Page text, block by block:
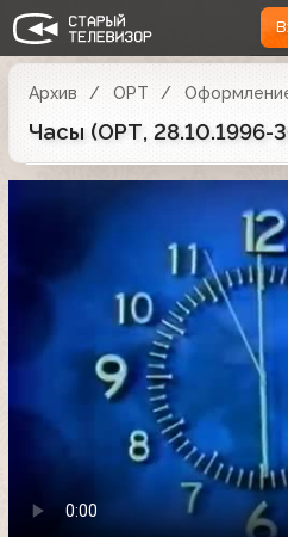
Архив ОРТ
Часы (ОРТ, 28.10.1996-